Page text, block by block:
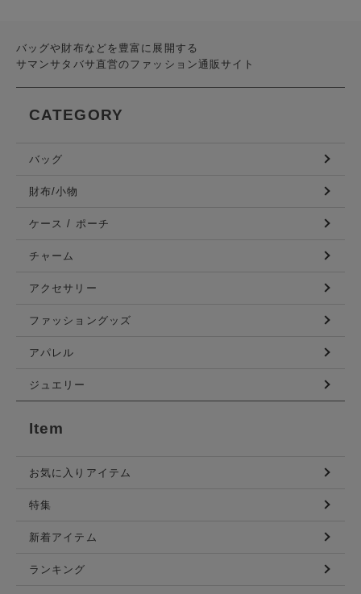
バッグや財布などを豊富に展開する
サマンサタバサ直営のファッション通販サイト
CATEGORY
バッグ
財布/小物
ケース / ポーチ
チャーム
アクセサリー
ファッショングッズ
アパレル
ジュエリー
Item
お気に入りアイテム
特集
新着アイテム
ランキング